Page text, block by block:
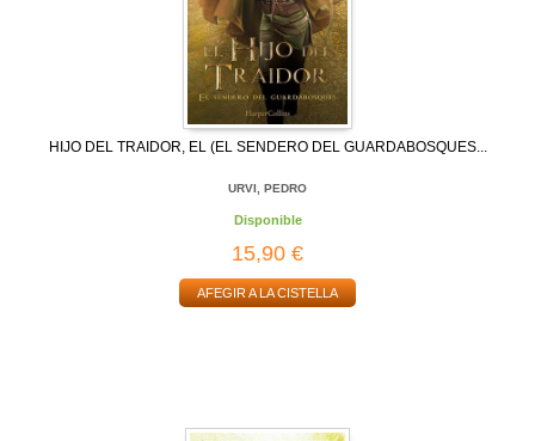
HIJO DEL TRAIDOR, EL (EL SENDERO DEL GUARDABOSQUES...
URVI, PEDRO
Disponible
15,90 €
AFEGIR A LA CISTELLA